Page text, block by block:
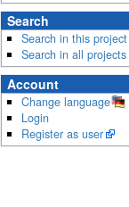
Search
Search in this project
Search in all projects
Account
Change language
Login
Register as user